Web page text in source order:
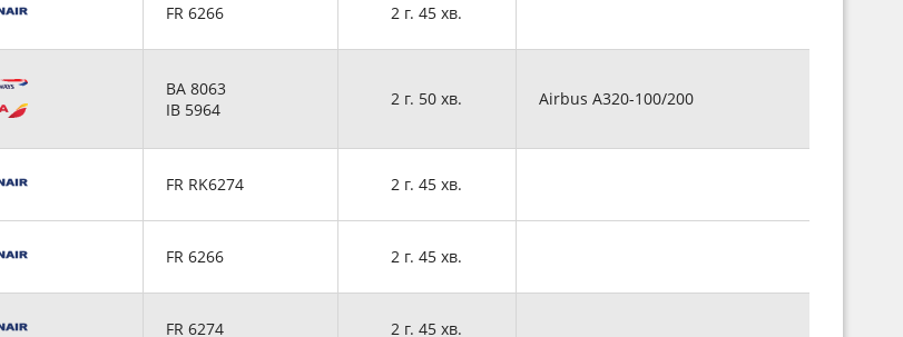
FR 6266 2 г. 45 хв.
BA 8063
IB 5964
2 г. 50 хв. Airbus A320-100/200
FR RK6274 2 г. 45 хв.
FR 6266 2 г. 45 хв.
FR 6274 2 г. 45 хв.